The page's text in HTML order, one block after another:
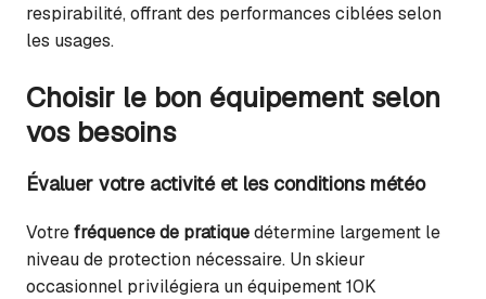
respirabilité, offrant des performances ciblées selon
les usages.
Choisir le bon équipement selon
vos besoins
Évaluer votre activité et les conditions météo
Votrefréquence de pratiquedétermine largement le
niveau de protection nécessaire. Un skieur
occasionnel privilégiera un équipement 10K